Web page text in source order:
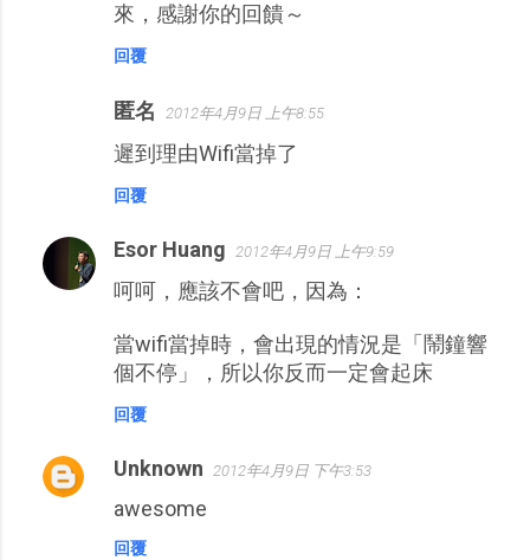
來，感謝你的回饋～
回覆
匿名 2012年4月9日 上午8:55
遲到理由Wifi當掉了
回覆
Esor Huang 2012年4月9日 上午9:59
呵呵，應該不會吧，因為：
當wifi當掉時，會出現的情況是「鬧鐘響
個不停」，所以你反而一定會起床
回覆
Unknown 2012年4月9日 下午3:53
awesome
回覆